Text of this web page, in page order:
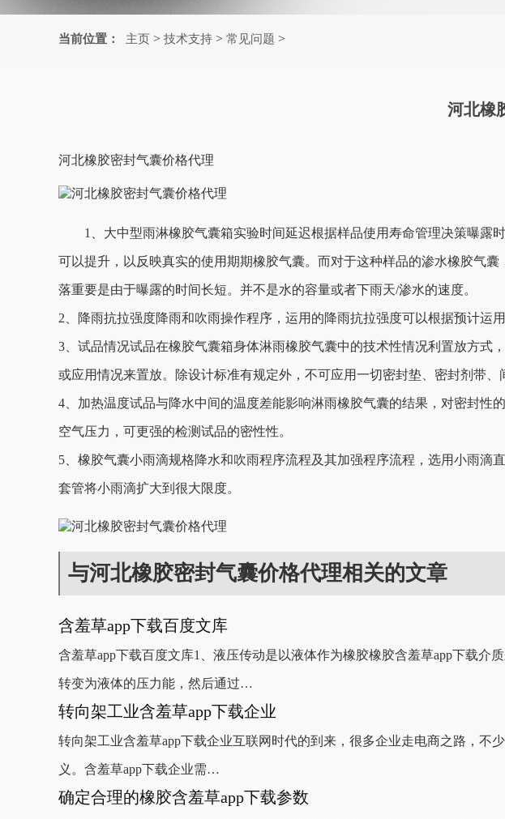
当前位置： 主页 > 技术支持 > 常见问题 >
河北橡
河北橡胶密封气囊价格代理
1、大中型雨淋橡胶气囊箱实验时间延迟根据样品使用寿命管理决策曝露时
可以提升，以反映真实的使用期期橡胶气囊。而对于这种样品的渗水橡胶气囊
落重要是由于曝露的时间长短。并不是水的容量或者下雨天/渗水的速度。
2、降雨抗拉强度降雨和吹雨操作程序，运用的降雨抗拉强度可以根据预计运
3、试品情况试品在橡胶气囊箱身体淋雨橡胶气囊中的技术性情况利置放方式
或应用情况来置放。除设计标准有规定外，不可应用一切密封垫、密封剂带
4、加热温度试品与降水中间的温度差能影响淋雨橡胶气囊的结果，对密封性
空气压力，可更强的检测试品的密性性。
5、橡胶气囊小雨滴规格降水和吹雨程序流程及其加强程序流程，选用小
套管将小雨滴扩大到很大限度。
与河北橡胶密封气囊价格代理相关的文章
含羞草app下载百度文库
含羞草app下载百度文库1、液压传动是以液体作为橡胶橡胶含羞草app下载
转变为液体的压力能，然后通过…
转向架工业含羞草app下载企业
转向架工业含羞草app下载企业互联网时代的到来，很多企业走电商之路，
义。含羞草app下载企业需…
确定合理的橡胶含羞草app下载参数